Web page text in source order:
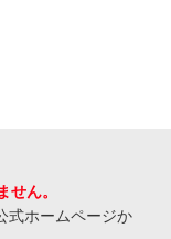
ん。
式ホームページか